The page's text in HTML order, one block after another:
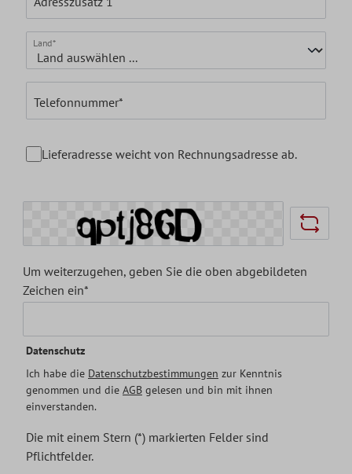
Land*
Telefonnummer*
Lieferadresse weicht von Rechnungsadresse ab.
Um weiterzugehen, geben Sie die oben abgebildeten
Zeichen ein*
Datenschutz
Ich habe die Datenschutzbestimmungen zur Kenntnis
genommen und die AGB gelesen und bin mit ihnen
einverstanden.
Die mit einem Stern (*) markierten Felder sind
Pflichtfelder.